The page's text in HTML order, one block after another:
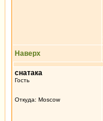
Наверх
снатака
Гость
Откуда: Moscow